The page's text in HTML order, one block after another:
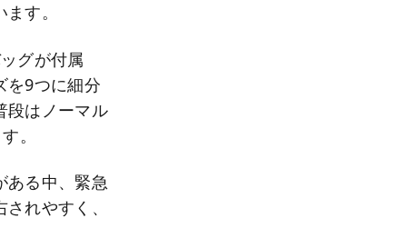
す。
グが付属
を9つに細分
段はノーマル
。
ある中、緊急
れやすく、